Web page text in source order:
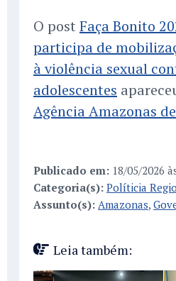
O post Faça Bonito
participa de
à violência sexual
adolescentes
Agência Amazonas
Publicado em: 18/05/2026
Categoria(s): Políticia
Assunto(s): Amazonas,
Leia também: